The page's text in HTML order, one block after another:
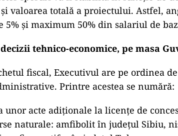
valoarea totală a proiectului. Astfel,
5% și maximum 50% din salariul de
tehnico-economice, pe masa
fiscal, Executivul are pe ordinea
Printre acestea se numără:
unor acte adiționale la licențe de
naturale: amfibolit în județul Sibiu,